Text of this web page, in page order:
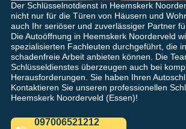
Der Schlüsselnotdienst in Heemskerk
nicht nur für die Türen von Häusern und
auch Ihr seriöser und zuverlässiger Partner
Die Autoöffnung in Heemskerk Noorderveld
spezialisierten Fachleuten durchgeführt, die
schadenfreie Arbeit anbieten können. Die
Schlüsseldienstes überzeugen auch bei
Herausforderungen. Sie haben Ihren
Kontaktieren Sie unseren professionellen
Heemskerk Noorderveld (Essen)!
097006521212